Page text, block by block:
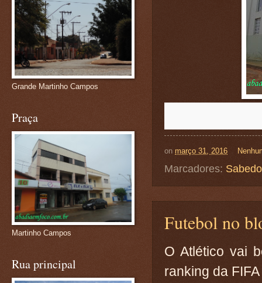
on março 31, 2016
Marcadores:
Futebol no
O Atlético vai
ranking da
Grande Martinho Campos
Praça
Martinho Campos
Rua principal